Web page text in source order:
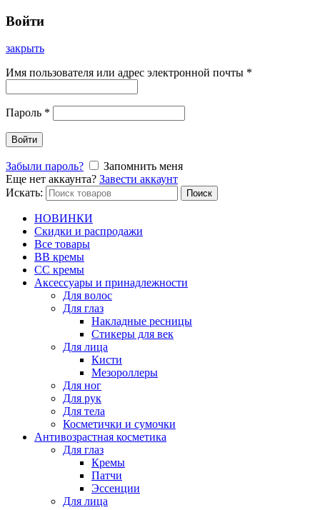
Войти
закрыть
Имя пользователя или адрес электронной почты *
Пароль *
Войти
Забыли пароль?
Запомнить меня
Еще нет аккаунта? Завести аккаунт
Искать:
Поиск
НОВИНКИ
Скидки и распродажи
Все товары
BB кремы
CC кремы
Аксессуары и принадлежности
Для волос
Для глаз
Накладные ресницы
Стикеры для век
Для лица
Кисти
Мезороллеры
Для ног
Для рук
Для тела
Косметички и сумочки
Антивозрастная косметика
Для глаз
Кремы
Патчи
Эссенции
Для лица